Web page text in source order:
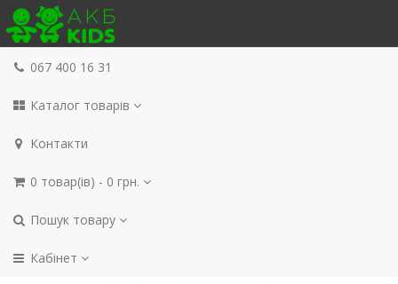
067 400 16 31
Каталог товарів
Контакти
0 товар(ів) - 0 грн.
Пошук товару
Кабінет